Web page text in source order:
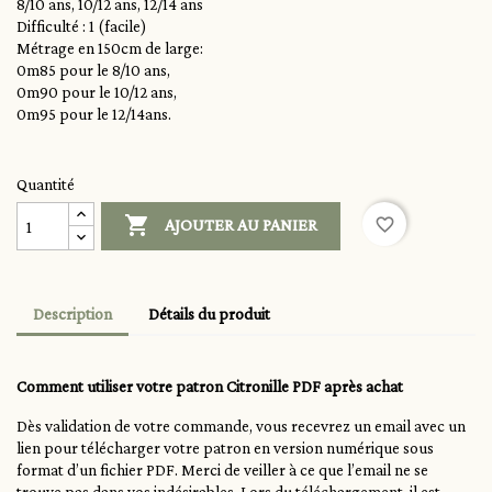
8/10 ans, 10/12 ans, 12/14 ans
Difficulté : 1 (facile)
Métrage en 150cm de large:
0m85 pour le 8/10 ans,
0m90 pour le 10/12 ans,
0m95 pour le 12/14ans.
Quantité
 AJOUTER AU PANIER favorite_border
Description Détails du produit
Comment utiliser votre patron Citronille PDF après achat
Dès validation de votre commande, vous recevrez un email avec un
lien pour télécharger votre patron en version numérique sous
format d’un fichier PDF. Merci de veiller à ce que l’email ne se